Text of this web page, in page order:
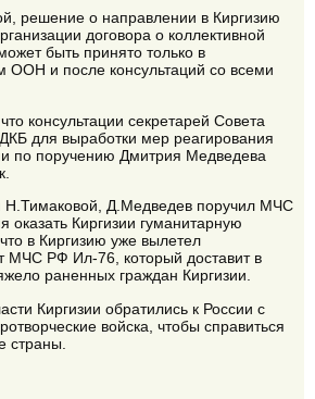
решение о направлении в Киргизию
договора о коллективной
быть принято только в
ООН и после консультаций со всеми
консультации секретарей Совета
для выработки мер реагирования
по поручению Дмитрия Медведева
Н.Тимаковой, Д.Медведев поручил МЧС
оказать Киргизии гуманитарную
в Киргизию уже вылетел
МЧС РФ Ил-76, который доставит в
раненных граждан Киргизии.
Киргизии обратились к России с
войска, чтобы справиться
страны.